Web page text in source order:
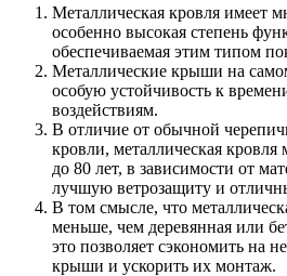
Металлическая кровля имеет
особенно высокая степень
обеспечиваемая этим типом
Металлические крыши на
особую устойчивость к
воздействиям.
В отличие от обычной
кровли, металлическая
до 80 лет, в зависимости от
лучшую ветрозащиту и
В том смысле, что
меньше, чем деревянная или
это позволяет сэкономить на
крыши и ускорить их монтаж.